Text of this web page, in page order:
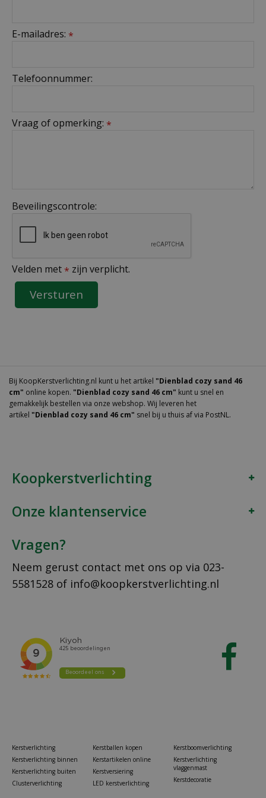
E-mailadres: *
Telefoonnummer:
Vraag of opmerking: *
Beveilingscontrole:
Velden met * zijn verplicht.
Bij KoopKerstverlichting.nl kunt u het artikel "Dienblad cozy sand 46
cm" online kopen. "Dienblad cozy sand 46 cm" kunt u snel en
gemakkelijk bestellen via onze webshop. Wij leveren het
artikel "Dienblad cozy sand 46 cm" snel bij u thuis af via PostNL.
Koopkerstverlichting
Onze klantenservice
Vragen?
Neem gerust contact met ons op via 023-
5581528 of info@koopkerstverlichting.nl
Kerstverlichting
Kerstverlichting binnen
Kerstverlichting buiten
Clusterverlichting
Kerstballen kopen
Kerstartikelen online
Kerstversiering
LED kerstverlichting
Kerstboomverlichting
Kerstverlichting
vlaggenmast
Kerstdecoratie